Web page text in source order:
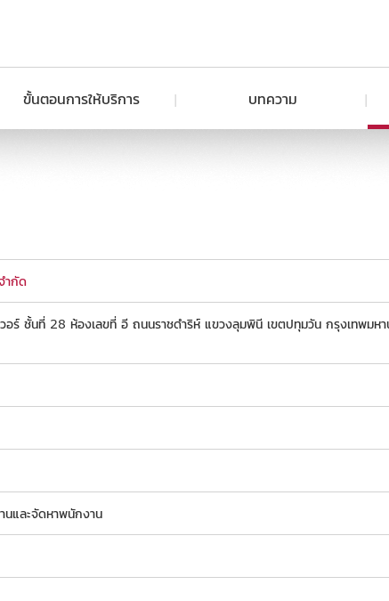
ขั้นตอนการให้บริการ บทความ
ำกัด
วอร์ ชั้นที่ 28 ห้องเลขที่ อี ถนนราชดำริห์ แขวงลุมพินี เขตปทุมวัน กรุงเทพมห
นและจัดหาพนักงาน